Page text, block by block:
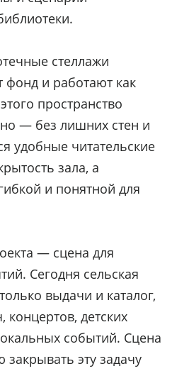
стеллажи
фонд и работают как
пространство
— без лишних стен и
удобные читательские
зала, а
и понятной для
— сцена для
Сегодня сельская
выдачи и каталог,
концертов, детских
событий. Сцена
эту задачу